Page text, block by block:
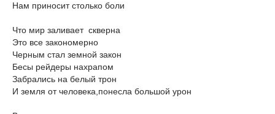
Нам приносит столько боли
Что мир заливает скверна
Это все закономерно
Черным стал земной закон
Бесы рейдеры нахрапом
Забрались на белый трон
И земля от человека,понесла большой урон